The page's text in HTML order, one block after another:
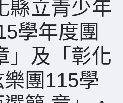
縣立青少年
學年度團
」及「彰化
團115學